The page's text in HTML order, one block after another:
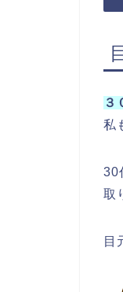
３
私
30
取
目